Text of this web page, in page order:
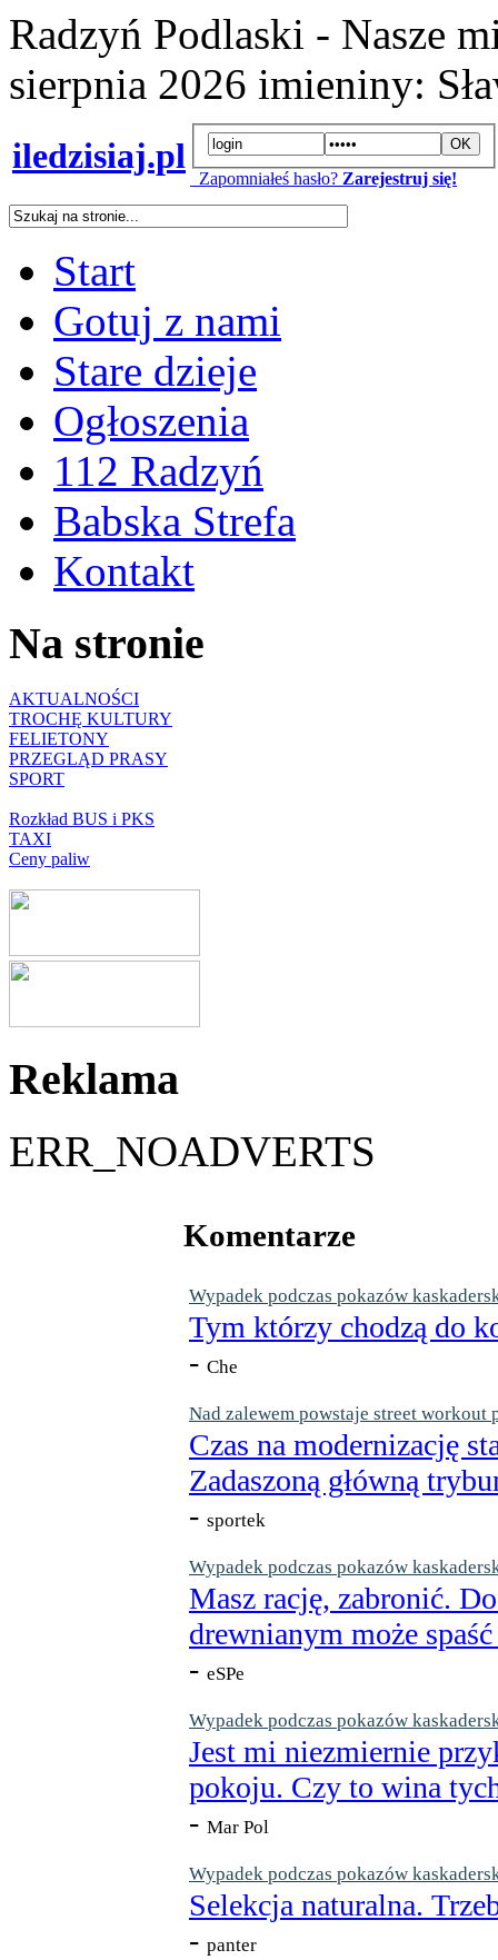
Radzyń Podlaski - Nasze
sierpnia 2026 imieniny:
iledzisiaj.pl
Zapomniałeś hasło? Zarejestruj się!
Start
Gotuj z nami
Stare dzieje
Ogłoszenia
112 Radzyń
Babska Strefa
Kontakt
Na stronie
AKTUALNOŚCI
TROCHĘ KULTURY
FELIETONY
PRZEGLĄD PRASY
SPORT
Rozkład BUS i PKS
TAXI
Ceny paliw
Reklama
ERR_NOADVERTS
Komentarze
Wypadek podczas pokazów
Tym którzy chodzą do
- Che
Nad zalewem powstaje street workout
Czas na modernizację
Zadaszoną główną
- sportek
Wypadek podczas pokazów
Masz rację, zabronić.
drewnianym może
- eSPe
Wypadek podczas pokazów
Jest mi niezmiernie
pokoju. Czy to wina
- Mar Pol
Wypadek podczas pokazów
Selekcja naturalna.
- panter